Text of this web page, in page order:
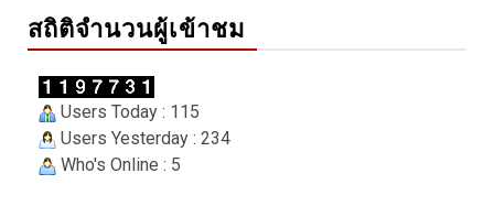
สถิติจำนวนผู้เข้าชม
Users Today : 115
Users Yesterday : 234
Who's Online : 5